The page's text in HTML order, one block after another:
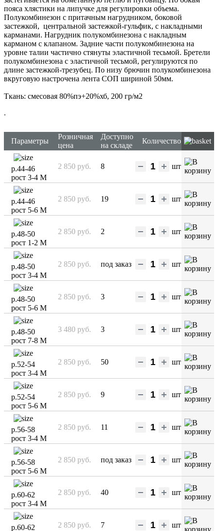
пояса хлястики на липучке для регулировки объема.
Полукомбинезон с притачным нагрудником, боковой
застежкой, центральной застежкой-гульфик, с накладными
карманами. Нагрудник полукомбинезона с накладным
карманом с клапаном. Задние части полукомбинезона на
уровне талии частично стянуты эластичной тесьмой. Бретели
полукомбинезона с эластичной тесьмой, регулируются по
длине застежкой-трезубец. По низу брючин полукомбинезона
вкруговую настрочена лента СОП шириной 50мм.
Ткань: смесовая 80%пэ+20%хб, 200 гр/м2
.
Параметры
Розничная
цена
Доступно
на складе
Количество
р.44-46
рост 3-4 М
2 850 руб. 8 шт
р.44-46
рост 5-6 М
2 850 руб. 19 шт
р.48-50
рост 1-2 М
2 850 руб. 2 шт
р.48-50
рост 3-4 М
2 850 руб. под заказ шт
р.48-50
рост 5-6 М
2 850 руб. 3 шт
р.48-50
рост 7-8 М
3 480 руб. 3 шт
р.52-54
рост 3-4 М
2 850 руб. 50 шт
р.52-54
рост 5-6 М
2 850 руб. 9 шт
р.56-58
рост 3-4 М
2 850 руб. 11 шт
р.56-58
рост 5-6 М
2 850 руб. под заказ шт
р.60-62
рост 3-4 М
2 850 руб. 40 шт
р.60-62
2 850 руб. 7 шт